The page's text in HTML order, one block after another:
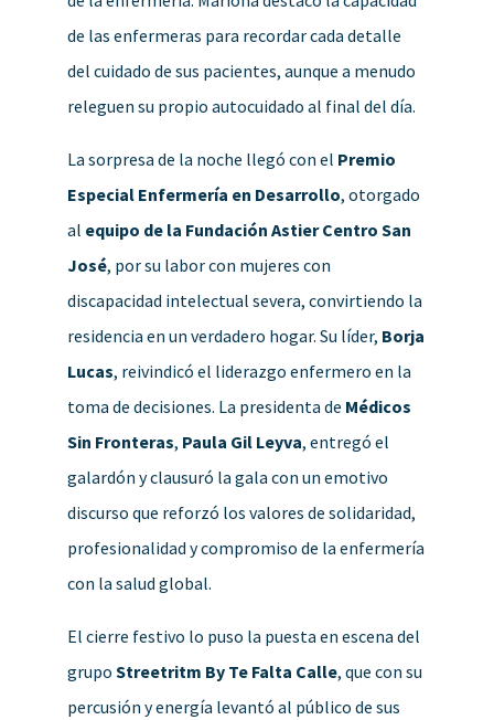
de las enfermeras para recordar cada detalle
del cuidado de sus pacientes, aunque a menudo
releguen su propio autocuidado al final del día.
La sorpresa de la noche llegó con el Premio
Especial Enfermería en Desarrollo, otorgado
al equipo de la Fundación Astier Centro San
José, por su labor con mujeres con
discapacidad intelectual severa, convirtiendo la
residencia en un verdadero hogar. Su líder, Borja
Lucas, reivindicó el liderazgo enfermero en la
toma de decisiones. La presidenta de Médicos
Sin Fronteras, Paula Gil Leyva, entregó el
galardón y clausuró la gala con un emotivo
discurso que reforzó los valores de solidaridad,
profesionalidad y compromiso de la enfermería
con la salud global.
El cierre festivo lo puso la puesta en escena del
grupo Streetritm By Te Falta Calle, que con su
percusión y energía levantó al público de sus